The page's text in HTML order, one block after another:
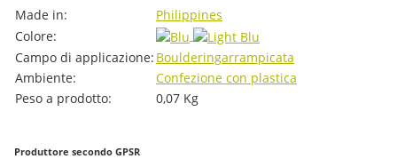
#productDetails.itemInformation#
#productDetails.itemValue#
Made in:
Philippines
Colore:
Campo di applicazione: Boulderingarrampicata
Ambiente:
Confezione con plastica
Peso a prodotto:
0,07 Kg
Produttore secondo GPSR